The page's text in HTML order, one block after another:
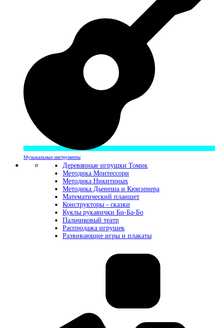
Музыкальные инструменты
Деревянные игрушки Томик
Методика Монтессори
Методика Никитиных
Методика Дьенеша и Кюизенера
Математический планшет
Конструкторы - сказки
Куклы рукавички Би-Ба-Бо
Пальчиковый театр
Распродажа игрушек
Развивающие игры и плакаты